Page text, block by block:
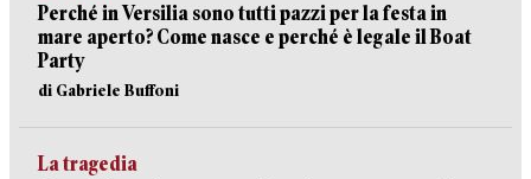
Perché in Versilia sono tutti pazzi per la festa in
mare aperto? Come nasce e perché è legale il Boat
Party
di Gabriele Buffoni
La tragedia